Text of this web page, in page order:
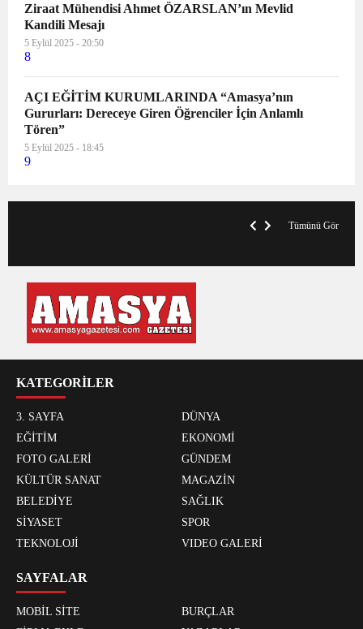
Ziraat Mühendisi Ahmet ÖZARSLAN’ın Mevlid
Kandili Mesajı
5 Eylül 2025 - 20:50
8
AÇI EĞİTİM KURUMLARINDA “Amasya’nın
Gururları: Dereceye Giren Öğrenciler İçin Anlamlı
Tören”
5 Eylül 2025 - 18:45
9
Tümünü Gör
KATEGORİLER
3. SAYFA
DÜNYA
EĞİTİM
EKONOMİ
FOTO GALERİ
GÜNDEM
KÜLTÜR SANAT
MAGAZİN
BELEDİYE
SAĞLIK
SİYASET
SPOR
TEKNOLOJİ
VIDEO GALERİ
SAYFALAR
MOBİL SİTE
BURÇLAR